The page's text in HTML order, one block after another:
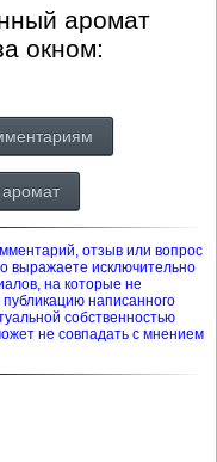
аромат
окном:
отзыв или вопрос
выражаете исключительно
на которые не
написанного
собственностью
не совпадать с мнением